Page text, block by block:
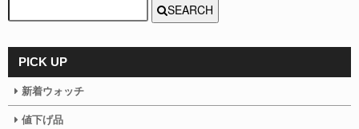
SEARCH
PICK UP
新着ウォッチ
値下げ品